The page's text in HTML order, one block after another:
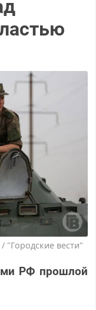
"Городские вести"
РФ прошлой